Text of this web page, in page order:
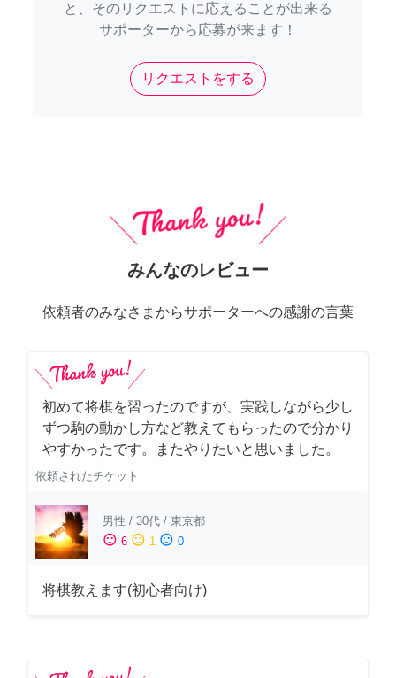
と、そのリクエストに応えることが出来る
サポーターから応募が来ます！
リクエストをする
みんなのレビュー
依頼者のみなさまからサポーターへの感謝の言葉
初めて将棋を習ったのですが、実践しながら少し
ずつ駒の動かし方など教えてもらったので分かり
やすかったです。またやりたいと思いました。
依頼されたチケット
男性 / 30代 / 東京都
sentiment_satisfied 6 sentiment_neutral 1 sentiment_dissatisfied 0
将棋教えます(初心者向け)